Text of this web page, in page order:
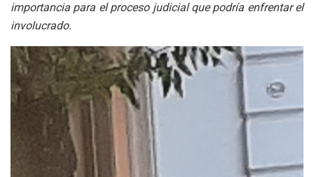
importancia para el proceso judicial que podría enfrentar el
involucrado.